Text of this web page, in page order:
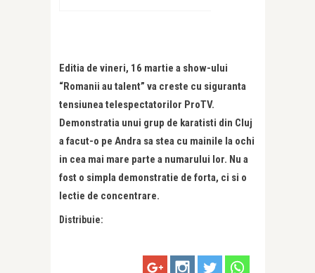
Editia de vineri, 16 martie a show-ului
“Romanii au talent” va creste cu siguranta
tensiunea telespectatorilor ProTV.
Demonstratia unui grup de karatisti din Cluj
a facut-o pe Andra sa stea cu mainile la ochi
in cea mai mare parte a numarului lor. Nu a
fost o simpla demonstratie de forta, ci si o
lectie de concentrare.
Distribuie: